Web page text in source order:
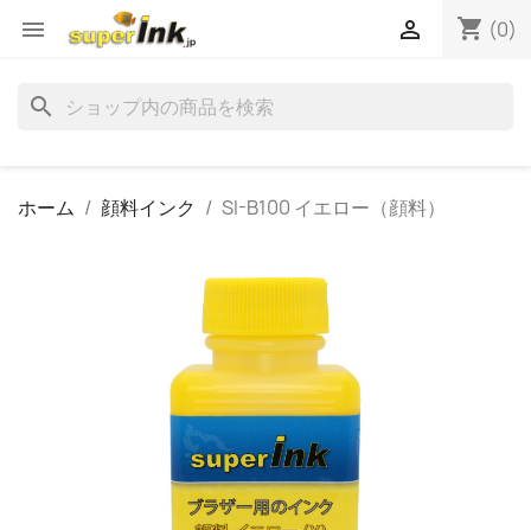
 shopping_cart (0)

search
ホーム 顔料インク SI-B100 イエロー（顔料）